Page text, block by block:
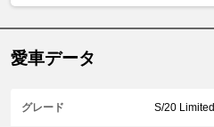
愛車データ
グレード S/20 Limited